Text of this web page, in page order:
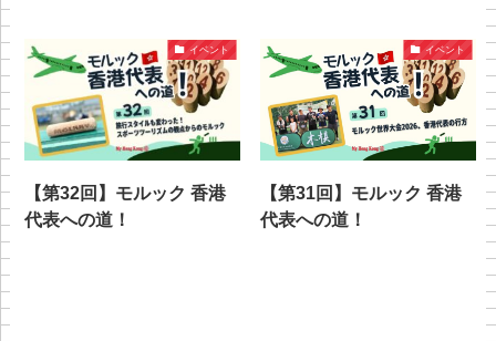
イベント
【第32回】モルック 香港
代表への道！
イベント
【第31回】モルック 香港
代表への道！